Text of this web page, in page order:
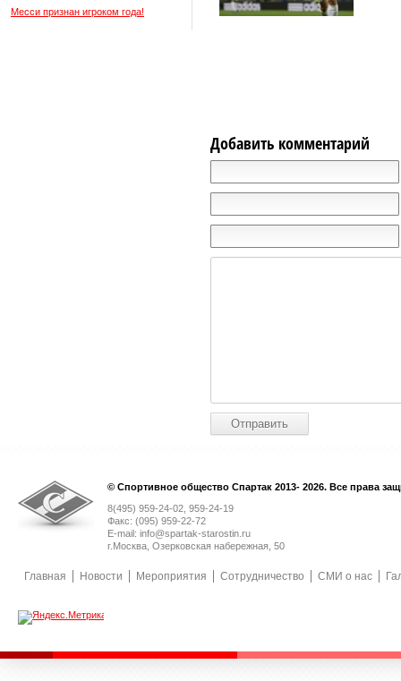
Месси признан игроком года!
Добавить комментарий
© Спортивное общество Спартак 2013- 2026. Все права
8(495) 959-24-02, 959-24-19
Факс: (095) 959-22-72
E-mail: info@spartak-starostin.ru
г.Москва, Озерковская набережная, 50
Главная Новости Мероприятия Сотрудничество СМИ о нас